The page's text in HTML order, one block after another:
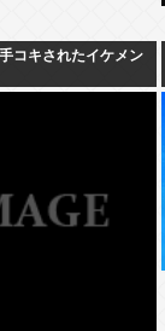
コキされたイケメン